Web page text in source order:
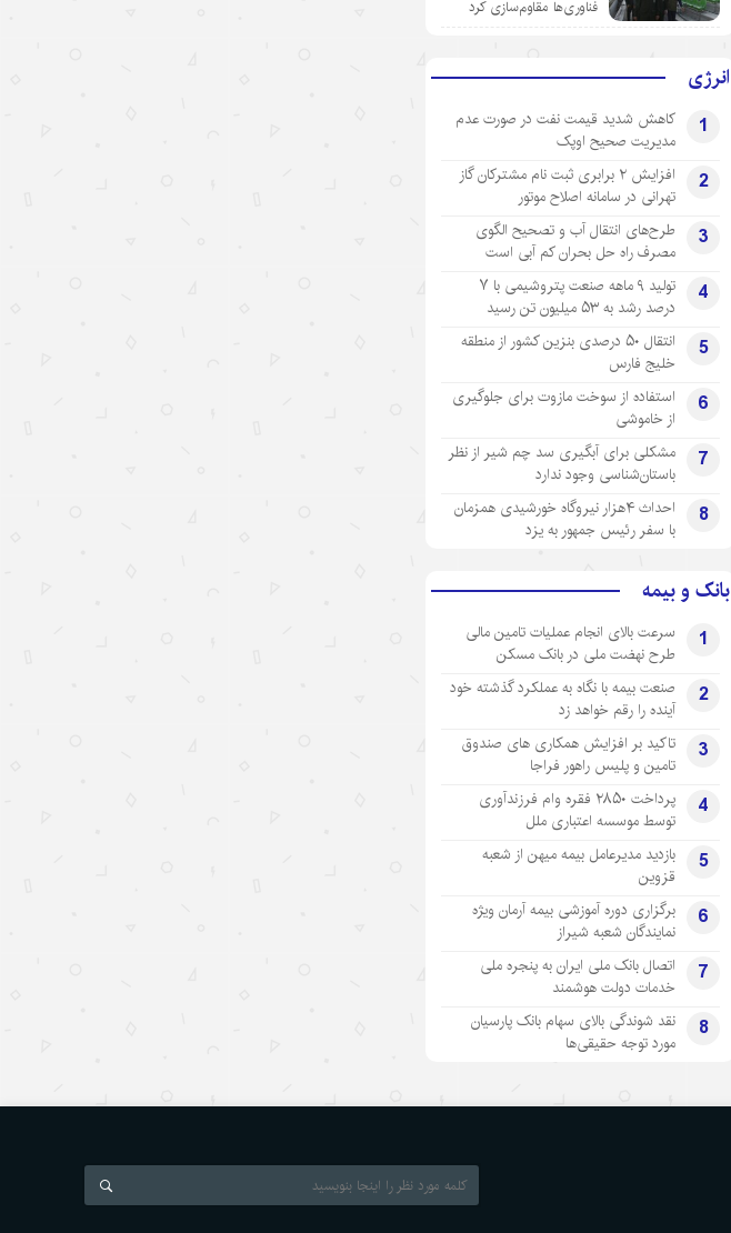
فناوری‌ها مقاوم‌سازی کرد
انرژی
1
کاهش شدید قیمت نفت در صورت عدم
مدیریت صحیح اوپک
2
افزایش ۲ برابری ثبت نام مشترکان گاز
تهرانی‌ در سامانه اصلاح موتور
3
طرح‌های انتقال آب و تصحیح الگوی
مصرف راه حل بحران کم آبی است
4
تولید ۹ ماهه صنعت پتروشیمی با ۷
درصد رشد به ۵۳ میلیون تن رسید
5
انتقال ۵۰ درصدی بنزین کشور از منطقه
خلیج فارس
6
استفاده از سوخت مازوت برای جلوگیری
از خاموشی
7
مشکلی برای آبگیری سد چم شیر از نظر
باستان‌شناسی وجود ندارد
8
احداث ۴هزار نیروگاه خورشیدی همزمان
با سفر رئیس جمهور به یزد
بانک و بیمه
1
سرعت بالای انجام عملیات تامین مالی
طرح نهضت ملی در بانک مسکن
2
صنعت بیمه با نگاه به عملکرد گذشته خود
آینده را رقم خواهد زد
3
تاکید بر افزایش همکاری های صندوق
تامین و پلیس راهور فراجا
4
پرداخت ۲۸۵۰ فقره وام فرزندآوری
توسط موسسه اعتباری ملل
5
بازدید مدیرعامل بیمه میهن از شعبه
قزوین
6
برگزاری دوره آموزشی بیمه آرمان ویژه
نمایندگان شعبه شیراز
7
اتصال بانک ملی ایران به پنجره ملی
خدمات دولت هوشمند
8
نقد شوندگی بالای سهام بانک پارسیان
مورد توجه حقیقی‌ها
رئیس‌جمهور اسلواکی: دستاوردهای
توسعه‌ای چین قابل تحسین است